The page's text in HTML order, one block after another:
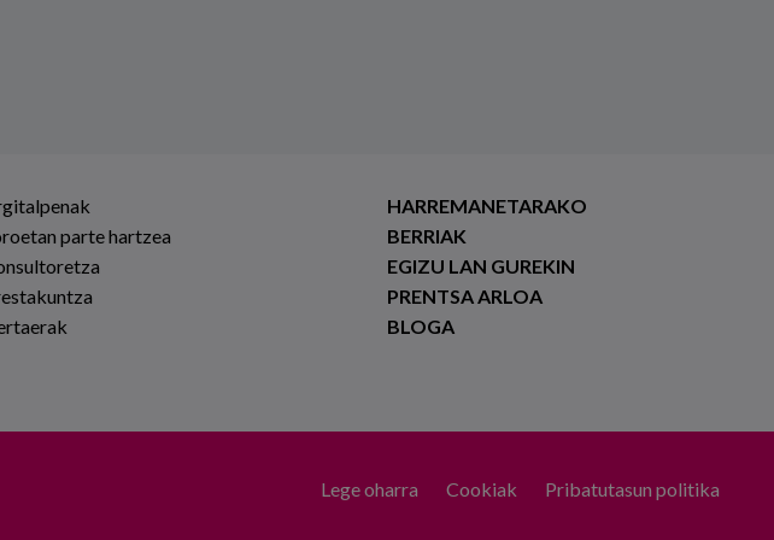
parte hartzea
HARREMANETARAKO
BERRIAK
EGIZU LAN GUREKIN
PRENTSA ARLOA
BLOGA
Lege oharra Cookiak Pribatutasun politika